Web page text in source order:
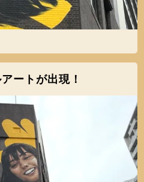
ートが出現！